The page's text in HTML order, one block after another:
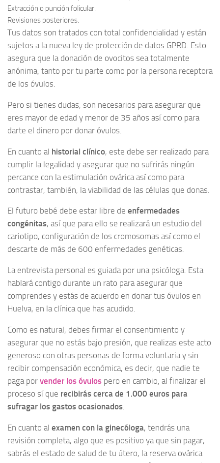
Extracción o punción folicular.
Revisiones posteriores.
Tus datos son tratados con total confidencialidad y están
sujetos a la nueva ley de protección de datos GPRD. Esto
asegura que la donación de ovocitos sea totalmente
anónima, tanto por tu parte como por la persona receptora
de los óvulos.
Pero si tienes dudas, son necesarios para asegurar que
eres mayor de edad y menor de 35 años así como para
darte el dinero por donar óvulos.
En cuanto al historial clínico, este debe ser realizado para
cumplir la legalidad y asegurar que no sufrirás ningún
percance con la estimulación ovárica así como para
contrastar, también, la viabilidad de las células que donas.
El futuro bebé debe estar libre de enfermedades
congénitas, así que para ello se realizará un estudio del
cariotipo, configuración de los cromosomas así como el
descarte de más de 600 enfermedades genéticas.
La entrevista personal es guiada por una psicóloga. Esta
hablará contigo durante un rato para asegurar que
comprendes y estás de acuerdo en donar tus óvulos en
Huelva, en la clínica que has acudido.
Como es natural, debes firmar el consentimiento y
asegurar que no estás bajo presión, que realizas este acto
generoso con otras personas de forma voluntaria y sin
recibir compensación económica, es decir, que nadie te
paga por vender los óvulos pero en cambio, al finalizar el
proceso sí que recibirás cerca de 1.000 euros para
sufragar los gastos ocasionados
En cuanto al examen con la ginecóloga, tendrás una
revisión completa, algo que es positivo ya que sin pagar,
sabrás el estado de salud de tu útero, la reserva ovárica